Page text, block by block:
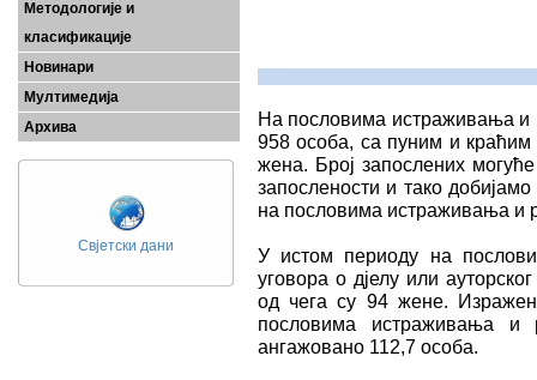
Методологије и
класификације
Новинари
Мултимедија
Архива
Свјетски дани
На пословима истраживања и
958 особа, са пуним и
женa. Број запослених
запослености и тако
на пословима истраживања и
У истом периоду на
уговора о дјелу или
од чега су 94 жене.
пословима истраживања и
ангажовано 112,7 особа.